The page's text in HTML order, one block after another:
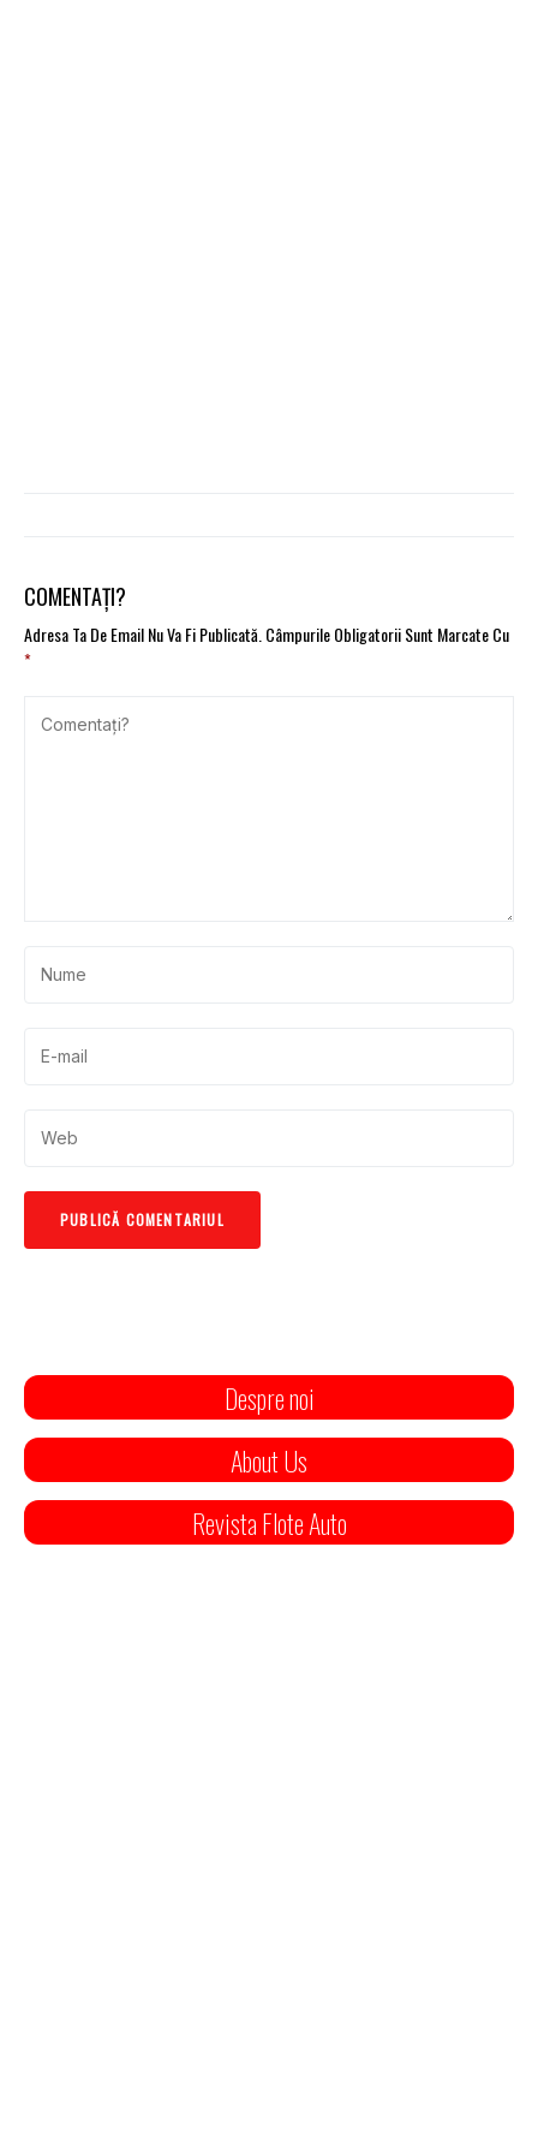
COMENTAȚI?
Adresa Ta De Email Nu Va Fi Publicată.Câmpurile Obligatorii Sunt Marcate Cu
*
Despre noi
About Us
Revista Flote Auto